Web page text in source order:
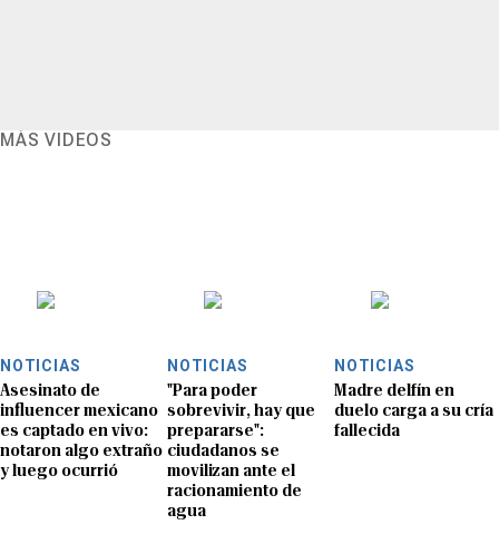
MÁS VIDEOS
NOTICIAS
Asesinato de
influencer mexicano
es captado en vivo:
notaron algo extraño
y luego ocurrió
NOTICIAS
"Para poder
sobrevivir, hay que
prepararse":
ciudadanos se
movilizan ante el
racionamiento de
agua
NOTICIAS
Madre delfín en
duelo carga a su cría
fallecida